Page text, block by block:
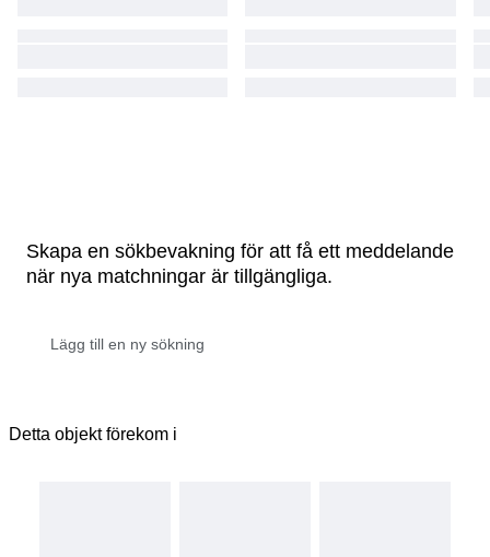
Skapa en sökbevakning för att få ett meddelande
när nya matchningar är tillgängliga.
Detta objekt förekom i